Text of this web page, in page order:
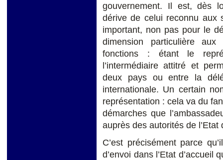
gouvernement. Il est, dès
dérive de celui reconnu aux
important, non pas pour le
dimension particulière
fonctions : étant le
l’intermédiaire attitré et
deux pays ou entre la
internationale. Un certain
représentation : cela va du
démarches que
auprès des autorités de l’Etat
C’est précisément parce
d’envoi dans l’Etat d’accueil